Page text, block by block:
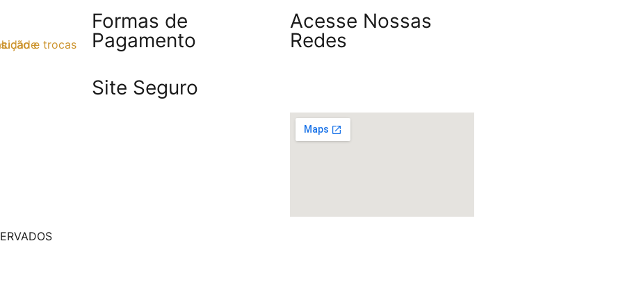
e trocas
Formas de
Pagamento
Site Seguro
Acesse Nossas
Redes